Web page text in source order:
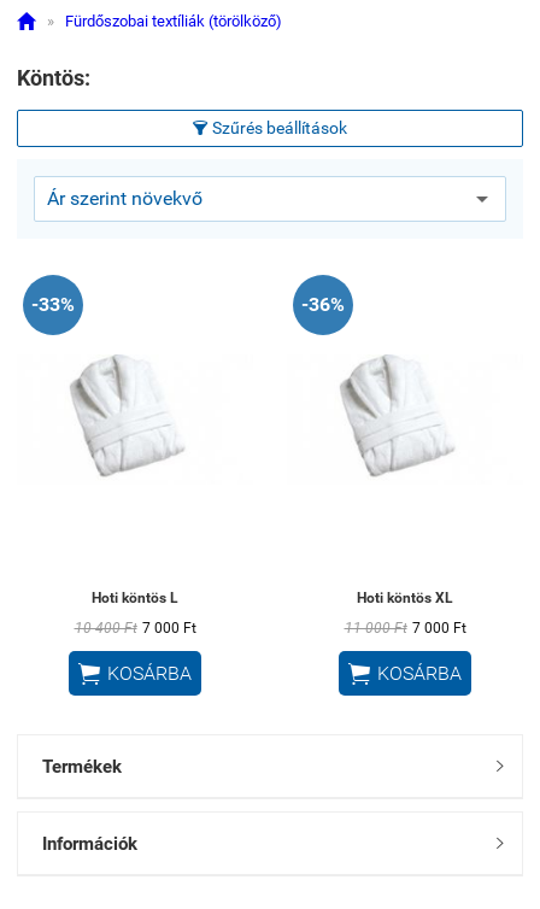
 » Fürdőszobai textíliák (törölköző)
Köntös:
 Szűrés beállítások
-33%
Hoti köntös L
10 400 Ft 7 000 Ft
 KOSÁRBA
-36%
Hoti köntös XL
11 000 Ft 7 000 Ft
 KOSÁRBA
Termékek 
Információk 